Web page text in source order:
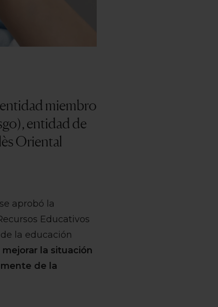
miembro
entidad de
Oriental
aprobó la
Educativos
la educación
mejorar la situación
de la